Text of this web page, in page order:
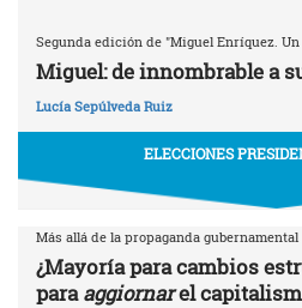
Segunda edición de "Miguel Enríquez.
Miguel: de innombrable a
Lucía Sepúlveda Ruiz
ELECCIONES
Más allá de la propaganda gubernamental
¿Mayoría para cambios
paraaggiornarel